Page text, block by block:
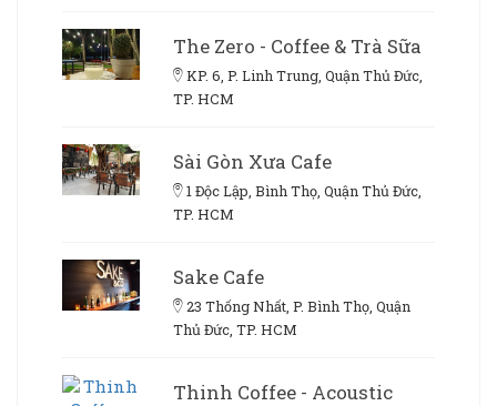
The Zero - Coffee & Trà Sữa
KP. 6, P. Linh Trung, Quận Thủ Đức,
TP. HCM
Sài Gòn Xưa Cafe
1 Độc Lập, Bình Thọ, Quận Thủ Đức,
TP. HCM
Sake Cafe
23 Thống Nhất, P. Bình Thọ, Quận
Thủ Đức, TP. HCM
Thinh Coffee - Acoustic